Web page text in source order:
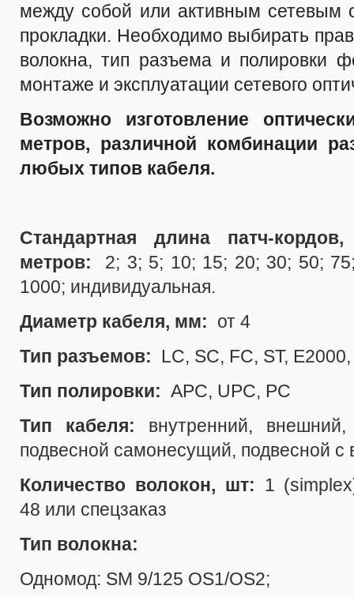
между собой или активным сетевым
прокладки. Необходимо выбирать
волокна, тип разъема и полировки
монтаже и эксплуатации сетевого
Возможно изготовление
метров, различной комбинации
любых типов кабеля.
Стандартная длина патч-
метров:
2; 3; 5; 10; 15; 20; 30; 50;
1000; индивидуальная.
Диаметр кабеля, мм: от 4
Тип разъемов:
LC, SC, FC, ST,
Тип полировки: APC, UPC, PC
Тип кабеля: внутренний,
подвесной самонесущий, подвесной
Количество волокон, шт: 1
48 или спецзаказ
Тип волокна:
Одномод: SM 9/125 OS1/OS2;